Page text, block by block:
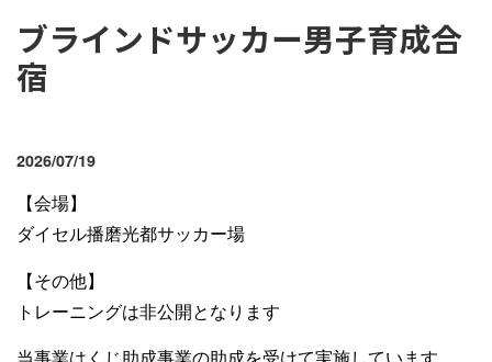
ブラインドサッカー男子育成合
宿
2026/07/19
【会場】
ダイセル播磨光都サッカー場
【その他】
トレーニングは非公開となります
当事業はくじ助成事業の助成を受けて実施しています